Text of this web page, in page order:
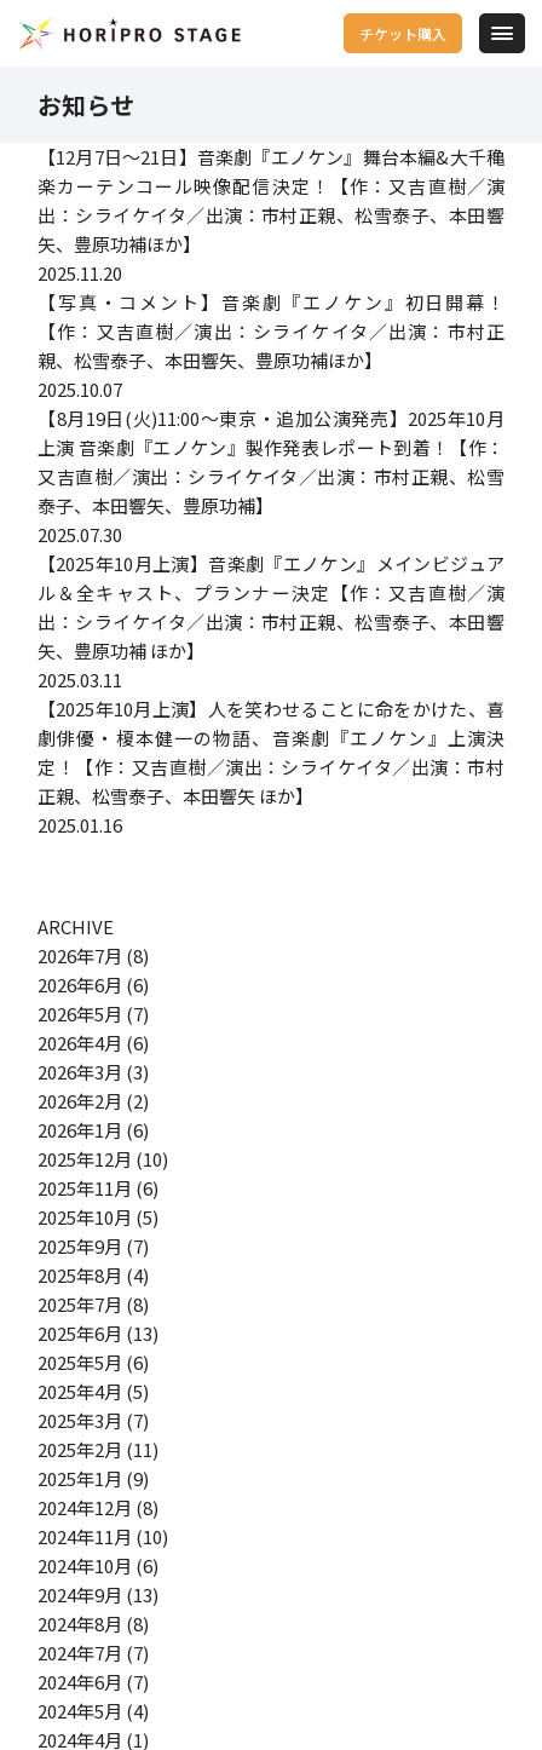
チケット購入
お知らせ
【12月7日～21日】音楽劇『エノケン』舞台本編&大千穐
楽カーテンコール映像配信決定！【作：又吉直樹／演
出：シライケイタ／出演：市村正親、松雪泰子、本田響
矢、豊原功補ほか】
2025.11.20
【写真・コメント】音楽劇『エノケン』初日開幕！
【作：又吉直樹／演出：シライケイタ／出演：市村正
親、松雪泰子、本田響矢、豊原功補ほか】
2025.10.07
【8月19日(火)11:00～東京・追加公演発売】2025年10月
上演 音楽劇『エノケン』製作発表レポート到着！【作：
又吉直樹／演出：シライケイタ／出演：市村正親、松雪
泰子、本田響矢、豊原功補】
2025.07.30
【2025年10月上演】音楽劇『エノケン』メインビジュア
ル＆全キャスト、プランナー決定【作：又吉直樹／演
出：シライケイタ／出演：市村正親、松雪泰子、本田響
矢、豊原功補 ほか】
2025.03.11
【2025年10月上演】人を笑わせることに命をかけた、喜
劇俳優・榎本健一の物語、音楽劇『エノケン』上演決
定！【作：又吉直樹／演出：シライケイタ／出演：市村
正親、松雪泰子、本田響矢 ほか】
2025.01.16
ARCHIVE
2026年7月 (8)
2026年6月 (6)
2026年5月 (7)
2026年4月 (6)
2026年3月 (3)
2026年2月 (2)
2026年1月 (6)
2025年12月 (10)
2025年11月 (6)
2025年10月 (5)
2025年9月 (7)
2025年8月 (4)
2025年7月 (8)
2025年6月 (13)
2025年5月 (6)
2025年4月 (5)
2025年3月 (7)
2025年2月 (11)
2025年1月 (9)
2024年12月 (8)
2024年11月 (10)
2024年10月 (6)
2024年9月 (13)
2024年8月 (8)
2024年7月 (7)
2024年6月 (7)
2024年5月 (4)
2024年4月 (1)